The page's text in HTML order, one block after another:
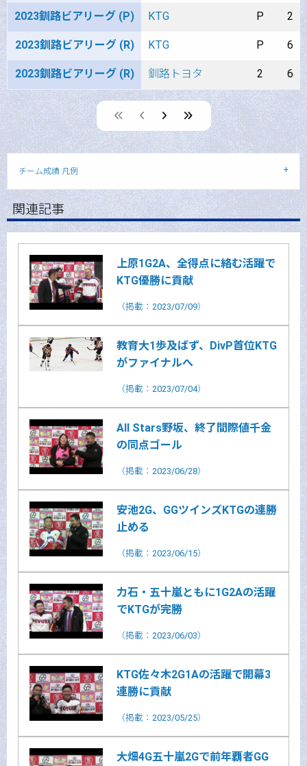
2023釧路ビアリーグ (P) KTG P 2
2023釧路ビアリーグ (R) KTG P 6
2023釧路ビアリーグ (R) 釧路トヨタ 2 6
pagepage page
チーム成績 凡例
関連記事
上原1G2A、全得点に絡む活躍で
KTG優勝に貢献
（掲載：2023/07/09）
教育大1歩及ばず、DivP首位KTG
がファイナルへ
（掲載：2023/07/04）
All Stars野坂、終了間際値千金
の同点ゴール
（掲載：2023/06/28）
安池2G、GGツインズKTGの連勝
止める
（掲載：2023/06/15）
力石・五十嵐ともに1G2Aの活躍
でKTGが完勝
（掲載：2023/06/03）
KTG佐々木2G1Aの活躍で開幕3
連勝に貢献
（掲載：2023/05/25）
大畑4G五十嵐2Gで前年覇者GG